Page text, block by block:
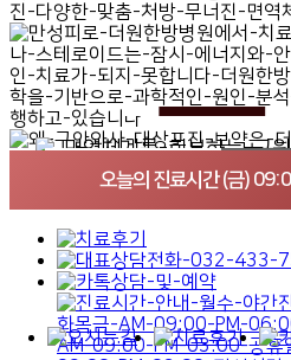
오늘의 진료시간 (금)